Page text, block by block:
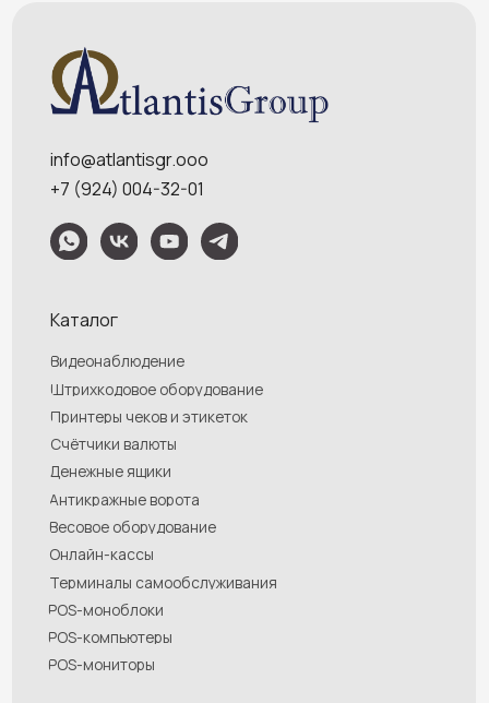
Услуги
О компании
Оплата и доставка
Политика конфидециальности
Обращаем Ваше внимание на то, что данный интернет-сайт носит
информационные материалы и цены, размещенные на сайте, не являются
публичной офертой, определяемой положениями Статей 435 и 437
Гражданского кодекса РФ. Ваш заказ, включая стоимость и наличие товара,
будет подтвержден нашим менеджером посредством телефонного звонка на